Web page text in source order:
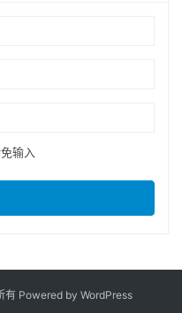
输入
有 Powered by WordPress